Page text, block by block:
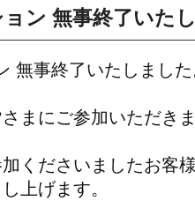
ン 無事終了いた
無事終了いたしまし
まにご参加いただき
くださいましたお客
上げます。